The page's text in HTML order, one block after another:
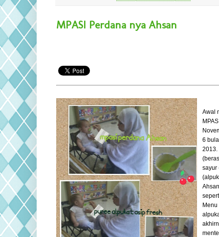
MPASI Perdana nya Ahsan
Awal
6
2013.
sayur